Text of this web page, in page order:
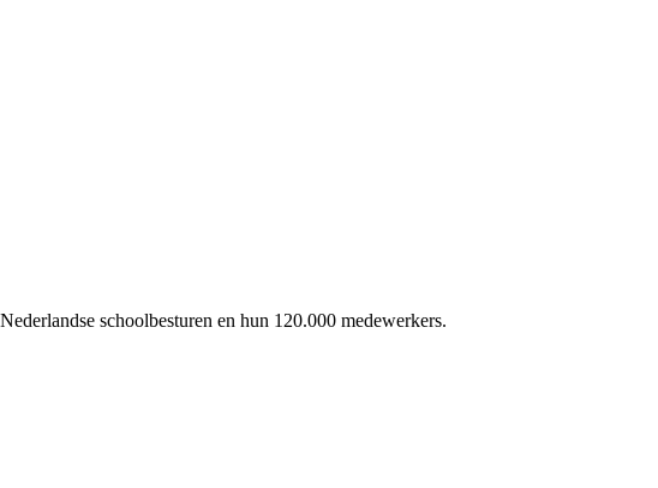
schoolbesturen en hun 120.000 medewerkers.